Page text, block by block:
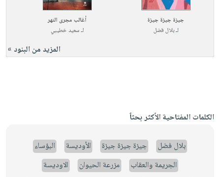
جيزة جيزة جيزة
لـبلال فضل
أغالب مجرى النهر
لـسعيد خطيبي
المزيد من البنود »
الكلمات المفتاحية الأكثر بحثاً
بلال فضل جيزة جيزة جيزة الأوديسة
البؤساء
الجريمة والعقاب
مزرعة الحيوان
الاوديسة